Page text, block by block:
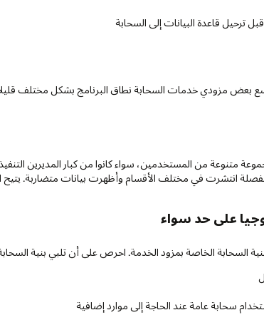
ترحيل قاعدة البيانات إلى السحابة
بعض مزودي خدمات السحابة نطاق البرنامج بشكل مختلف
متنوعة من المستخدمين، سواء كانوا من كبار المديرين
انتشرت في مختلف الأقسام وأظهرت بيانات متضاربة.
على حد سواء
السحابة الخاصة بمزود الخدمة. احرص على أن تلبي بنية
سحابة عامة عند الحاجة إلى موارد إضافية